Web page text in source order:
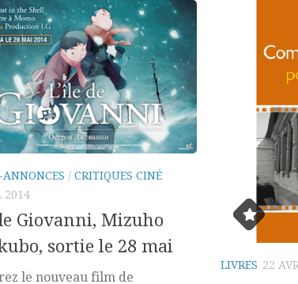
/ CRITIQUES CINÉ
2014
Giovanni, Mizuho
sortie le 28 mai
le nouveau film de
LIVRES 22